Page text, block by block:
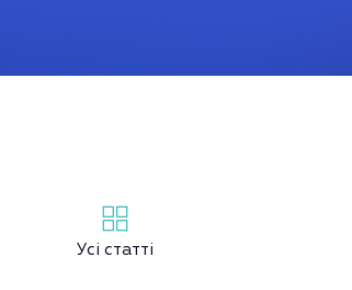
Усі статті